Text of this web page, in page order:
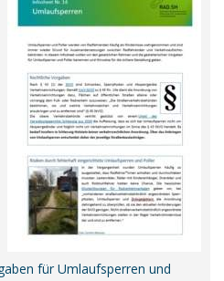
für Umlaufsperren und